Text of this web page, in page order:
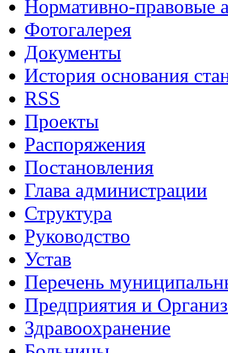
Нормативно-правовые
Фотогалерея
Документы
История основания
RSS
Проекты
Распоряжения
Постановления
Глава администрации
Структура
Руководство
Устав
Перечень
Предприятия и
Здравоохранение